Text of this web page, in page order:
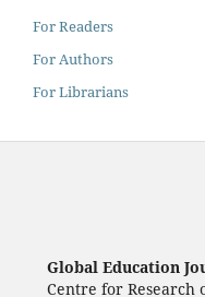
For Readers
For Authors
For Librarians
Global Education
Centre for Research